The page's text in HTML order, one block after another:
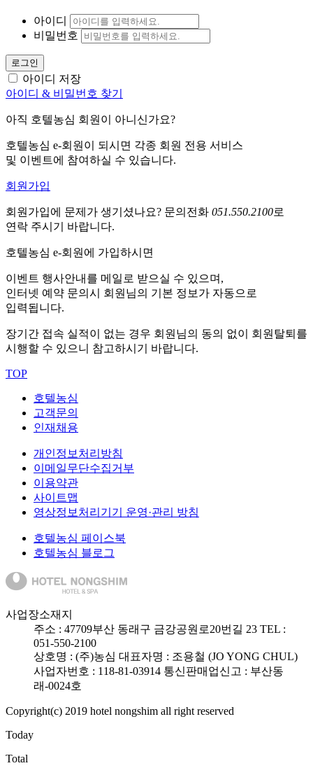
아이디
비밀번호
로그인
아이디 저장
아이디 & 비밀번호 찾기
아직 호텔농심 회원이 아니신가요?
호텔농심 e-회원이 되시면 각종 회원 전용 서비스
및 이벤트에 참여하실 수 있습니다.
회원가입
회원가입에 문제가 생기셨나요? 문의전화 051.550.2100로
연락 주시기 바랍니다.
호텔농심 e-회원에 가입하시면
이벤트 행사안내를 메일로 받으실 수 있으며,
인터넷 예약 문의시 회원님의 기본 정보가 자동으로
입력됩니다.
장기간 접속 실적이 없는 경우 회원님의 동의 없이 회원탈퇴를
시행할 수 있으니 참고하시기 바랍니다.
TOP
호텔농심
고객문의
인재채용
개인정보처리방침
이메일무단수집거부
이용약관
사이트맵
영상정보처리기기 운영·관리 방침
호텔농심 페이스북
호텔농심 블로그
사업장소재지
주소 : 47709부산 동래구 금강공원로20번길 23 TEL :
051-550-2100
상호명 : (주)농심 대표자명 : 조용철 (JO YONG CHUL)
사업자번호 : 118-81-03914 통신판매업신고 : 부산동
래-0024호
Copyright(c) 2019 hotel nongshim all right reserved
Today
Total